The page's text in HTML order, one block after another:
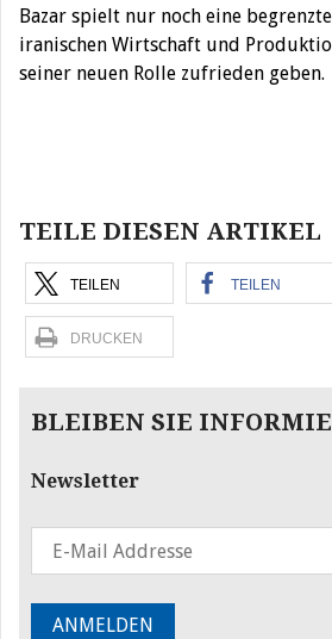
Bazar spielt nur noch eine
iranischen Wirtschaft und
seiner neuen Rolle zufrieden geben.
TEILE DIESEN ARTIKEL
TEILEN TEILEN
DRUCKEN
BLEIBEN SIE
Newsletter